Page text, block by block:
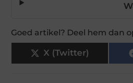
Goed artikel? Deel hem dan
X (Twitter)